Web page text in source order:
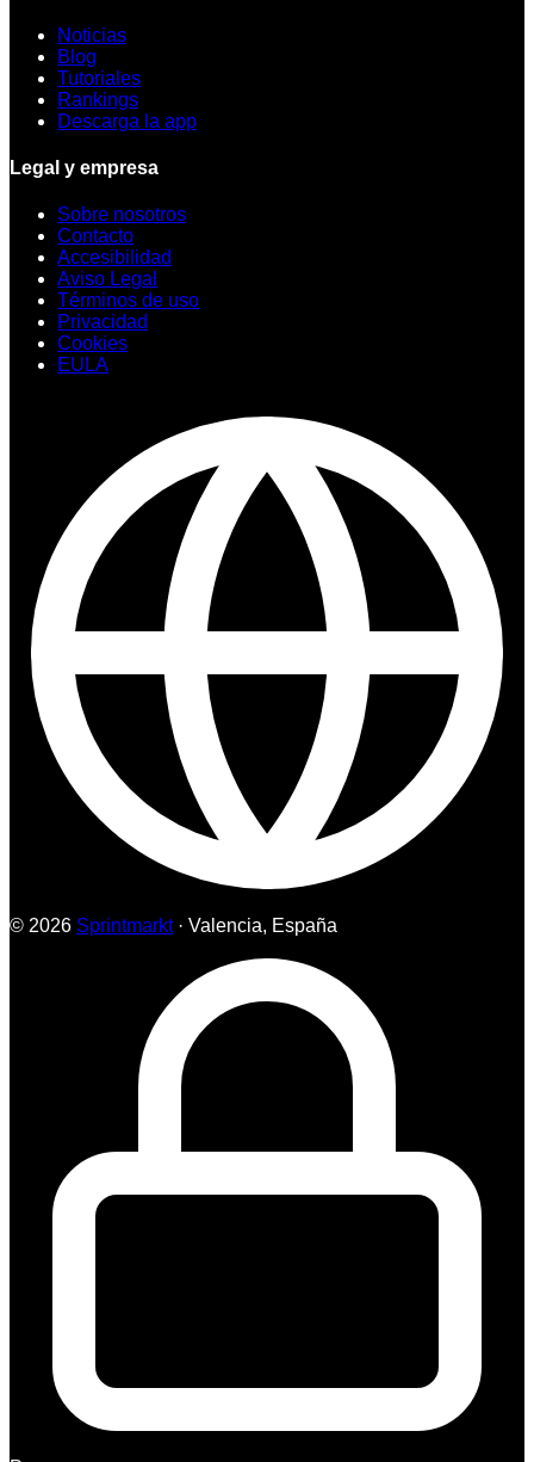
Noticias
Blog
Tutoriales
Rankings
Descarga la app
Legal y empresa
Sobre nosotros
Contacto
Accesibilidad
Aviso Legal
Términos de uso
Privacidad
Cookies
EULA
© 2026 Sprintmarkt· Valencia, España